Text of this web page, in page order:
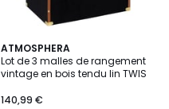
ATMOSPHERA
Lot de 3 malles de rangement
vintage en bois tendu lin TWIS
140,99 €